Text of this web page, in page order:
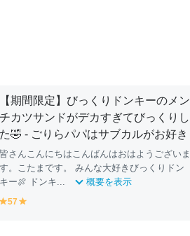
【期間限定】びっくりドンキーのメン
チカツサンドがデカすぎてびっくりし
た🤣 - ごりらパパはサブカルがお好き
皆さんこんにちはこんばんはおはようございま
す。こたまです。 みんな大好きびっくりドン
キー🍖 ドンキ...
概要を表示
y
57